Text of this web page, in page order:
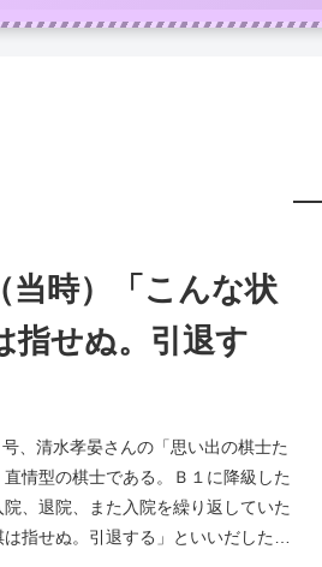
当時）「こんな状
指せぬ。引退す
、清水孝晏さんの「思い出の棋士た
情型の棋士である。Ｂ１に降級した
、退院、また入院を繰り返していた
指せぬ。引退する」といいだした。